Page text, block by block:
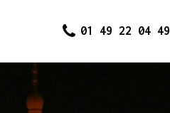
01 49 22 04 49
Accueil
Cours et
inscriptions